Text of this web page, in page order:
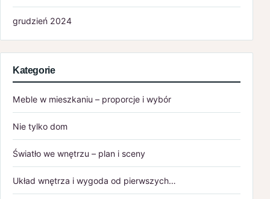
grudzień 2024
maj 2024
kwiecień 2024
marzec 2024
styczeń 2024
sierpień 2023
Kategorie
Meble w mieszkaniu – proporcje i wybór
Nie tylko dom
Światło we wnętrzu – plan i sceny
Układ wnętrza i wygoda od pierwszych…